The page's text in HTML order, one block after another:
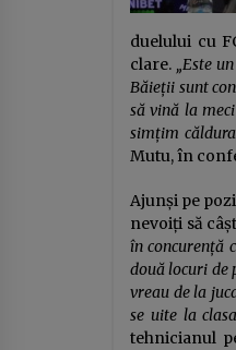
duelului cu
clare. „Este
Băieții sunt
să vină la
simțim
Mutu, în
Ajunși pe
nevoiți să
în concurență
două locuri de
vreau de la
se uite la
tehnicianul